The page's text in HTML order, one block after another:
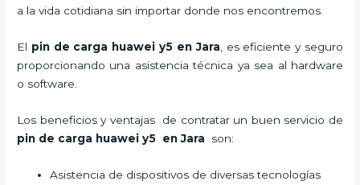
a la vida cotidiana sin importar donde nos encontremos.
El pin de carga huawei y5 en Jara , es eficiente y seguro
proporcionando una asistencia técnica ya sea al hardware
o software.
Los beneficios y ventajas de contratar un buen servicio de
pin de carga huawei y5 en Jara son:
Asistencia de dispositivos de diversas tecnologías